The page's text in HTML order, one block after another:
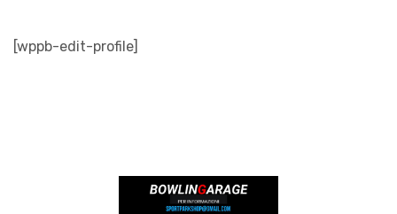
[wppb-edit-profile]